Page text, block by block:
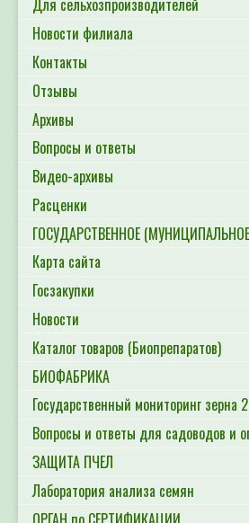
Новости филиала
Контакты
Отзывы
Архивы
Вопросы и ответы
Видео-архивы
Расценки
ГОСУДАРСТВЕННОЕ
Карта сайта
Госзакупки
Новости
Каталог товаров (Биопрепаратов)
БИОФАБРИКА
Государственный мониторинг зерна
Вопросы и ответы для садоводов и
ЗАЩИТА ПЧЕЛ
Лаборатория анализа семян
ОРГАН по СЕРТИФИКАЦИИ